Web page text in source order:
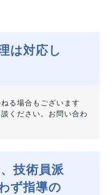
は対応し
る場合もございます
ください。お問い合わ
技術員派
ず指導の